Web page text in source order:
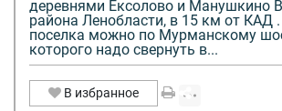
деревнями Ексолово и Манушкино
района Ленобласти, в 15 км от КАД
поселка можно по Мурманскому
которого надо свернуть в...
В избранное